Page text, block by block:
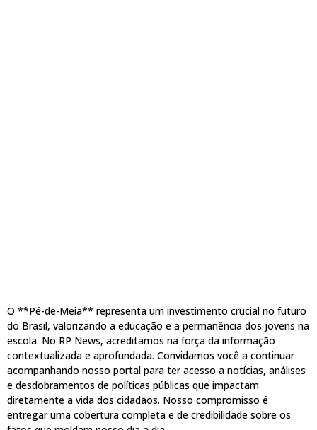
O **Pé-de-Meia** representa um investimento crucial no futuro
do Brasil, valorizando a educação e a permanência dos jovens na
escola. No RP News, acreditamos na força da informação
contextualizada e aprofundada. Convidamos você a continuar
acompanhando nosso portal para ter acesso a notícias, análises
e desdobramentos de políticas públicas que impactam
diretamente a vida dos cidadãos. Nosso compromisso é
entregar uma cobertura completa e de credibilidade sobre os